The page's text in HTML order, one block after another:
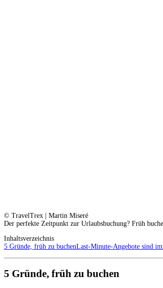
© TravelTrex | Martin Miseré
Der perfekte Zeitpunkt zur Urlaubsbuchung? Früh
Inhaltsverzeichnis
5 Gründe, früh zu buchenLast-Minute-Angebote sind
5 Gründe, früh zu buchen